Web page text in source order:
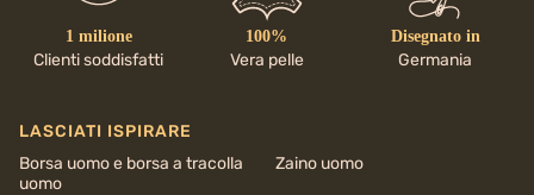
1 milione
Clienti soddisfatti
100%
Vera pelle
Disegnato in
Germania
LASCIATI ISPIRARE
Borsa uomo e borsa a tracolla
uomo
Zaino uomo